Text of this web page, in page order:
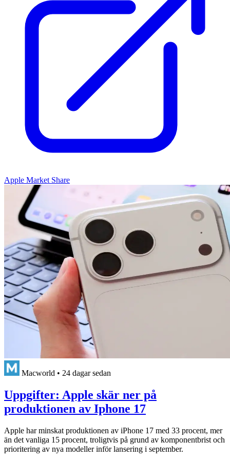
Apple Market Share
Macworld • 24 dagar sedan
Uppgifter: Apple skär ner på
produktionen av Iphone 17
Apple har minskat produktionen av iPhone 17 med 33 procent, mer
än det vanliga 15 procent, troligtvis på grund av komponentbrist och
prioritering av nya modeller inför lansering i september.